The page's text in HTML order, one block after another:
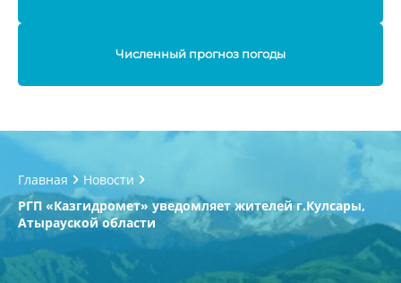
Численный прогноз погоды
Главная
Новости
РГП «Казгидромет» уведомляет жителей г.Кулсары,
Атырауской области